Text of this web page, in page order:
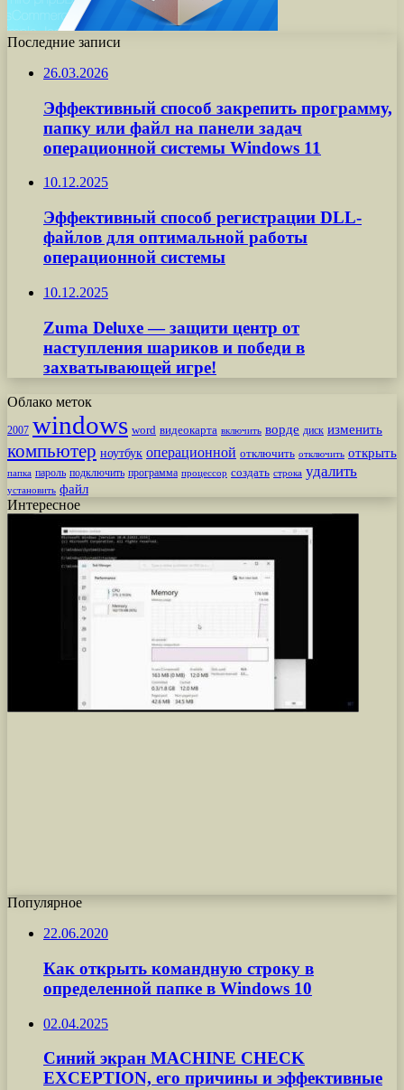
Последние записи
26.03.2026
Эффективный способ закрепить программу,
папку или файл на панели задач
операционной системы Windows 11
10.12.2025
Эффективный способ регистрации DLL-
файлов для оптимальной работы
операционной системы
10.12.2025
Zuma Deluxe — защити центр от
наступления шариков и победи в
захватывающей игре!
Облако меток
2007 windows word видеокарта включить ворде диск изменить
компьютер ноутбук операционной отключить отключить открыть
папка пароль подключить программа процессор создать строка удалить
установить файл
Интересное
Популярное
22.06.2020
Как открыть командную строку в
определенной папке в Windows 10
02.04.2025
Синий экран MACHINE CHECK
EXCEPTION, его причины и эффективные